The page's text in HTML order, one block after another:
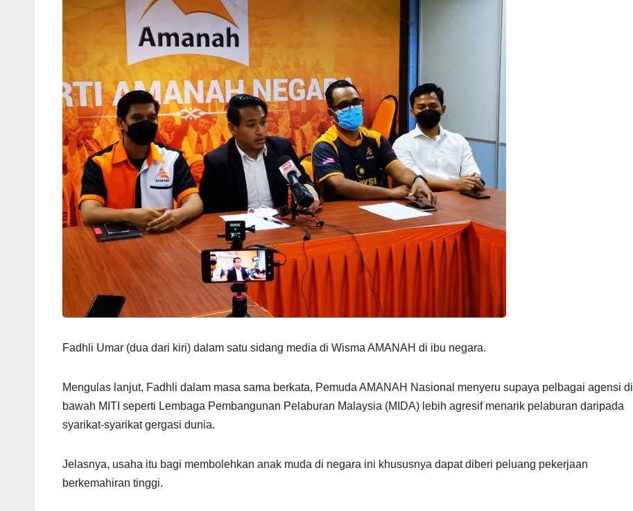
Fadhli Umar (dua dari kiri) dalam satu sidang media di Wisma AMANAH di ibu negara.
Mengulas lanjut, Fadhli dalam masa sama berkata, Pemuda AMANAH Nasional menyeru supaya pelbagai agensi di
bawah MITI seperti Lembaga Pembangunan Pelaburan Malaysia (MIDA) lebih agresif menarik pelaburan daripada
syarikat-syarikat gergasi dunia.
Jelasnya, usaha itu bagi membolehkan anak muda di negara ini khususnya dapat diberi peluang pekerjaan
berkemahiran tinggi.